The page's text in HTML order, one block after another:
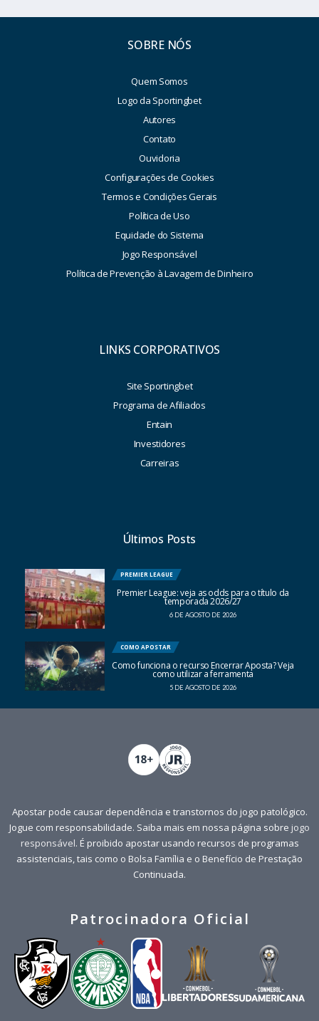
SOBRE NÓS
Quem Somos
Logo da Sportingbet
Autores
Contato
Ouvidoria
Configurações de Cookies
Termos e Condições Gerais
Política de Uso
Equidade do Sistema
Jogo Responsável
Política de Prevenção à Lavagem de Dinheiro
LINKS CORPORATIVOS
Site Sportingbet
Programa de Afiliados
Entain
Investidores
Carreiras
Últimos Posts
PREMIER LEAGUE
Premier League: veja as odds para o título da
temporada 2026/27
6 DE AGOSTO DE 2026
COMO APOSTAR
Como funciona o recurso Encerrar Aposta? Veja
como utilizar a ferramenta
5 DE AGOSTO DE 2026
Apostar pode causar dependência e transtornos do jogo patológico.
Jogue com responsabilidade. Saiba mais em nossa página sobre jogo
responsável. É proibido apostar usando recursos de programas
assistenciais, tais como o Bolsa Família e o Benefício de Prestação
Continuada.
Patrocinadora Oficial